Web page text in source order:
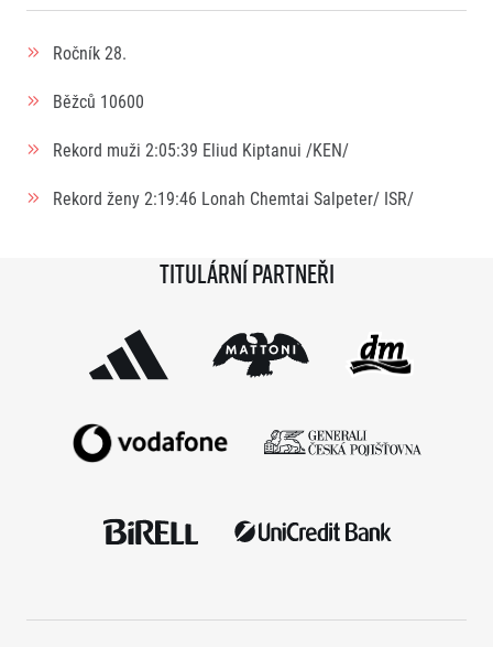
Ročník 28.
Běžců 10600
Rekord muži 2:05:39 Eliud Kiptanui /KEN/
Rekord ženy 2:19:46 Lonah Chemtai Salpeter/ ISR/
Titulární partneři